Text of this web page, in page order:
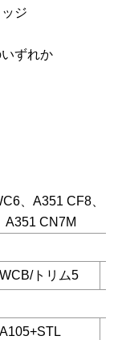
ジ
ずれか
、A351 CF8、
A351 CN7M
WCB/トリム5
A105+STL